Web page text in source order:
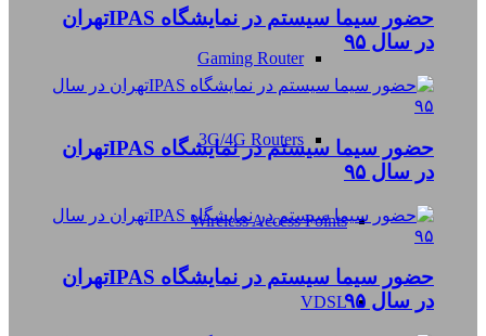
Gaming Router
3G/4G Routers
Wireless Access Points
VDSL
حضور سیما سیستم در نمایشگاه IPASتهران
در سال ۹۵
حضور سیما سیستم در نمایشگاه IPASتهران
در سال ۹۵
حضور سیما سیستم در نمایشگاه IPASتهران
در سال ۹۵